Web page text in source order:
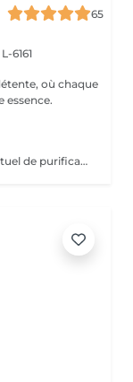
65
6161
où chaque
essence.
Bien plus qu'un soin de relaxation, voici un rituel de purification incroyable. Tous les bienfaits du HeadSpa, de la naturopathie, de la sophrologie et des soins énergétiques, sont réunis dans ce rituel d'exception pour remise à zéro. Nous travaillons toutes les couches du corps humain. Physique, vibratoires, énergétiques etc Ne comprend pas le séchage des cheveux.